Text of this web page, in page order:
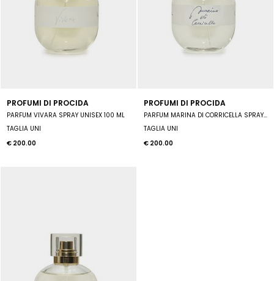
PROFUMI DI PROCIDA
PARFUM VIVARA SPRAY UNISEX 100 ML
TAGLIA UNI
€ 200.00
PROFUMI DI PROCIDA
PARFUM MARINA DI CORRICELLA SPRAY UNISEX 100 ML
TAGLIA UNI
€ 200.00